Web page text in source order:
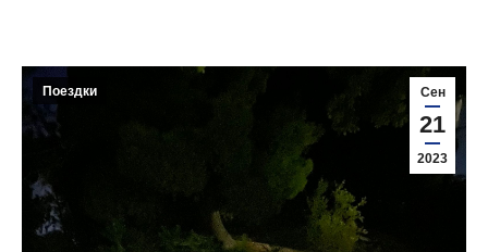
Сен
21
2023
Поездки